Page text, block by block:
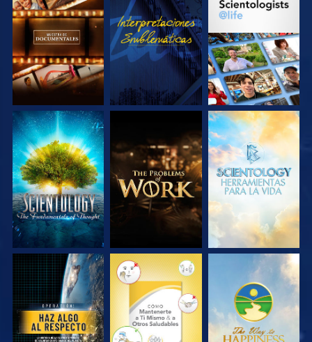
EXPLORA LAS
SERIES
VE
EXPLORA LAS
EXPLORA LAS
SERIES
EXPLORA LAS
SERIES
EXPLORA LAS
SERIES
VE VE VE